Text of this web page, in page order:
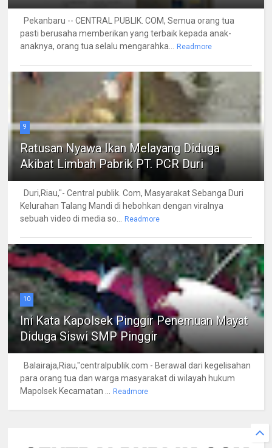
Pekanbaru -- CENTRAL PUBLIK. COM, Semua orang tua
pasti berusaha memberikan yang terbaik kepada anak-
anaknya, orang tua selalu mengarahka... Readmore
9
Ratusan Nyawa Ikan Melayang Diduga
Akibat Limbah Pabrik PT. PCR Duri
Duri,Riau,"- Central publik. Com, Masyarakat Sebanga Duri
Kelurahan Talang Mandi di hebohkan dengan viralnya
sebuah video di media so... Readmore
10
Ini Kata Kapolsek Pinggir Penemuan Mayat
Diduga Siswi SMP Pinggir
Balairaja,Riau,"centralpublik.com - Berawal dari kegelisahan
para orang tua dan warga masyarakat di wilayah hukum
Mapolsek Kecamatan ... Readmore